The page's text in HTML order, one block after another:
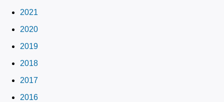
2021
2020
2019
2018
2017
2016